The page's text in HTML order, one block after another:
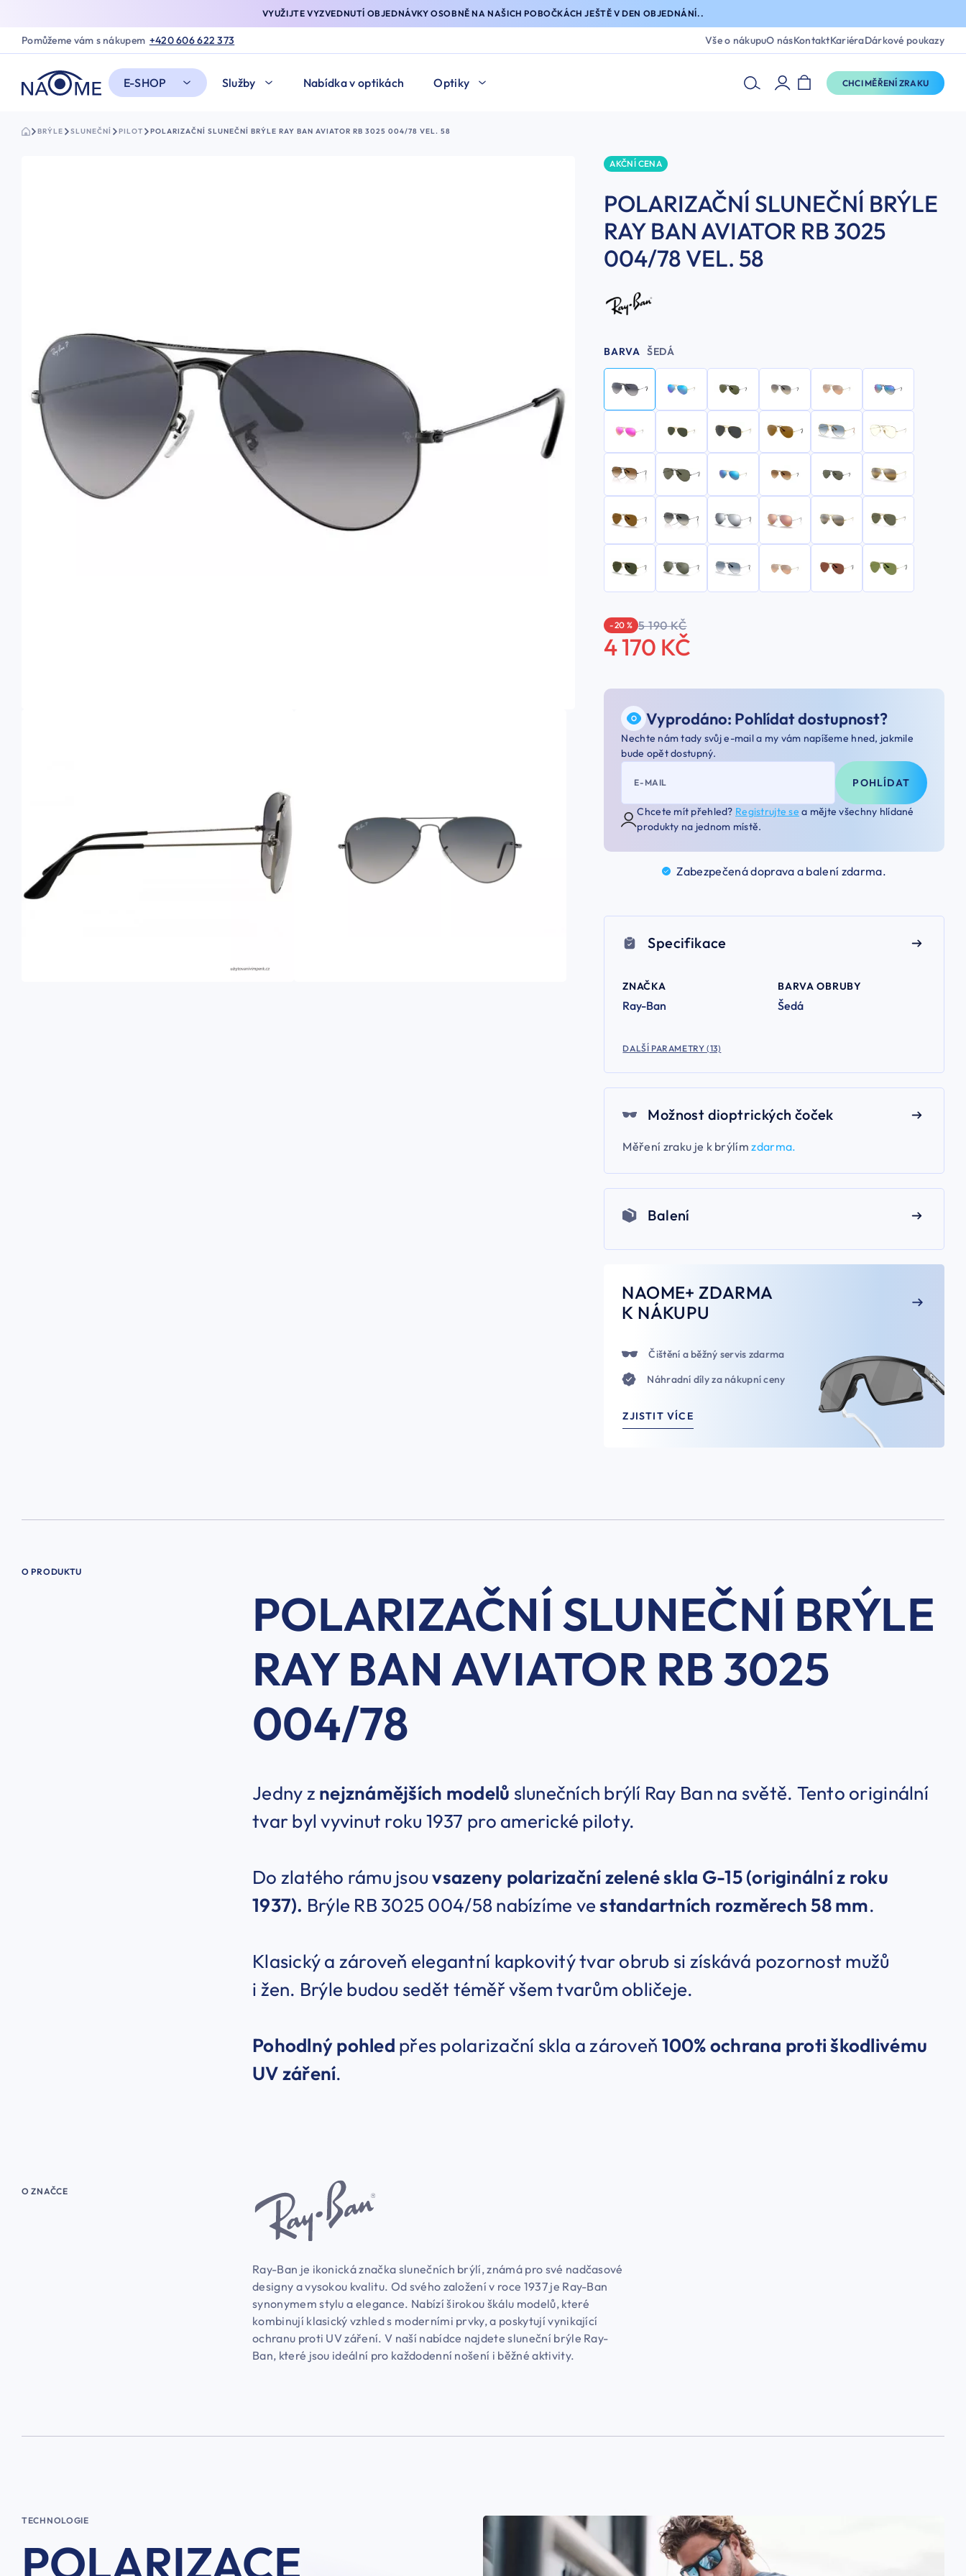
VYUŽIJTE VYZVEDNUTÍ OBJEDNÁVKY OSOBNĚ NA NAŠICH POBOČKÁCH JEŠTĚ V DEN OBJEDNÁNÍ..
Pomůžeme vám s nákupem +420 606 622 373 Vše o nákupuO násKontaktKariéraDárkové poukazy
E-SHOP Služby Nabídka v optikách Optiky CHCI MĚŘENÍ ZRAKU
BRÝLE SLUNEČNÍ PILOT POLARIZAČNÍ SLUNEČNÍ BRÝLE RAY BAN AVIATOR RB 3025 004/78 VEL. 58
AKČNÍ CENA
POLARIZAČNÍ SLUNEČNÍ BRÝLE
RAY BAN AVIATOR RB 3025
004/78 VEL. 58
BARVA ŠEDÁ
-20 % 5 190 KČ
4 170 KČ
Vyprodáno: Pohlídat dostupnost?
Nechte nám tady svůj e-mail a my vám napíšeme hned, jakmile
bude opět dostupný.
E-MAIL POHLÍDAT
Chcete mít přehled? Registrujte se a mějte všechny hlídané
produkty na jednom místě.
Zabezpečená doprava a balení zdarma.
Specifikace
ZNAČKA
Ray-Ban
BARVA OBRUBY
Šedá
DALŠÍ PARAMETRY (13)
Možnost dioptrických čoček
Měření zraku je k brýlímzdarma.
Balení
NAOME+ ZDARMA
K NÁKUPU
Čištění a běžný servis zdarma
Náhradní díly za nákupní ceny
ZJISTIT VÍCE
O PRODUKTU
POLARIZAČNÍ SLUNEČNÍ BRÝLE
RAY BAN AVIATOR RB 3025
004/78
Jedny z nejznámějších modelů slunečních brýlí Ray Ban na světě. Tento originální
tvar byl vyvinut roku 1937 pro americké piloty.
Do zlatého rámu jsouvsazeny polarizační zelené skla G-15 (originální z roku
1937). Brýle RB 3025 004/58 nabízíme vestandartních rozměrech 58 mm.
Klasický a zároveň elegantní kapkovitý tvar obrub si získává pozornost mužů
i žen. Brýle budou sedět téměř všem tvarům obličeje.
Pohodlný pohled přes polarizační skla a zároveň 100% ochrana proti škodlivému
UV záření.
O ZNAČCE
Ray-Ban je ikonická značka slunečních brýlí, známá pro své nadčasové
designy a vysokou kvalitu. Od svého založení v roce 1937 je Ray-Ban
synonymem stylu a elegance. Nabízí širokou škálu modelů, které
kombinují klasický vzhled s moderními prvky, a poskytují vynikající
ochranu proti UV záření. V naší nabídce najdete sluneční brýle Ray-
Ban, které jsou ideální pro každodenní nošení i běžné aktivity.
TECHNOLOGIE
POLARIZACE